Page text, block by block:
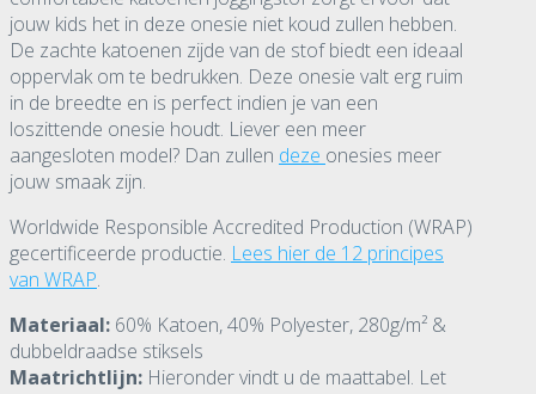
jouw kids het in deze onesie niet koud zullen hebben.
De zachte katoenen zijde van de stof biedt een ideaal
oppervlak om te bedrukken. Deze onesie valt erg ruim
in de breedte en is perfect indien je van een
loszittende onesie houdt. Liever een meer
aangesloten model? Dan zullen deze onesies meer
jouw smaak zijn.
Worldwide Responsible Accredited Production (WRAP)
gecertificeerde productie. Lees hier de 12 principes
van WRAP.
Materiaal: 60% Katoen, 40% Polyester, 280g/m² &
dubbeldraadse stiksels
Maatrichtlijn: Hieronder vindt u de maattabel. Let